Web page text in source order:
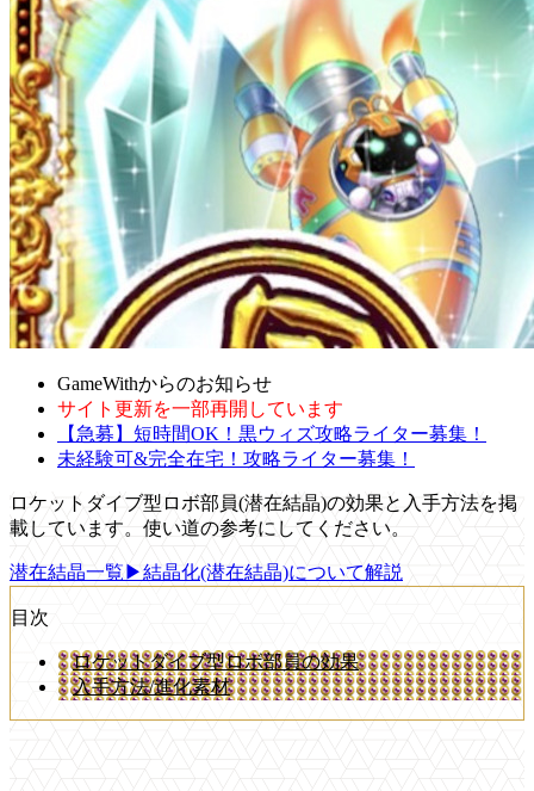
GameWithからのお知らせ
サイト更新を一部再開しています
【急募】短時間OK！黒ウィズ攻略ライター募集！
未経験可&完全在宅！攻略ライター募集！
ロケットダイブ型ロボ部員(潜在結晶)の効果と入手方法を掲
載しています。使い道の参考にしてください。
潜在結晶一覧 ▶結晶化(潜在結晶)について解説
目次
ロケットダイブ型ロボ部員の効果
入手方法/進化素材